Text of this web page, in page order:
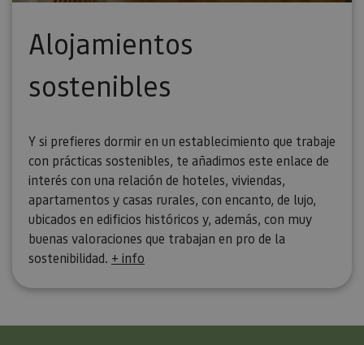
Alojamientos
sostenibles
Y si prefieres dormir en un establecimiento que trabaje
con prácticas sostenibles, te añadimos este enlace de
interés con una relación de hoteles, viviendas,
apartamentos y casas rurales, con encanto, de lujo,
ubicados en edificios históricos y, además, con muy
buenas valoraciones que trabajan en pro de la
sostenibilidad. + info